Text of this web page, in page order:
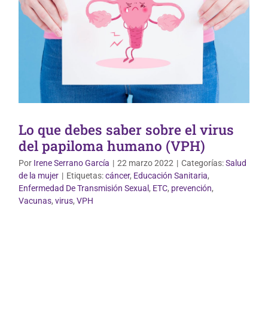
Lo que debes saber sobre el virus
del papiloma humano (VPH)
Por Irene Serrano García | 22 marzo 2022 | Categorías:Salud
de la mujer | Etiquetas:cáncer, Educación Sanitaria,
Enfermedad De Transmisión Sexual , ETC, prevención,
Vacunas, virus, VPH